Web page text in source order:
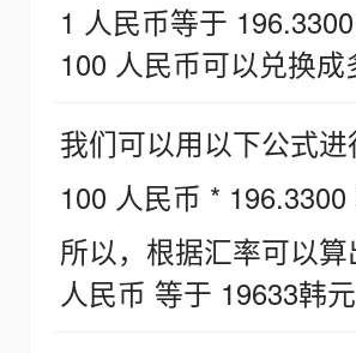
1 人民币等于
100 人民币可以兑换成
我们可以用以下公式进
100 人民币 *
所以，根据汇率可以
人民币 等于 19633韩